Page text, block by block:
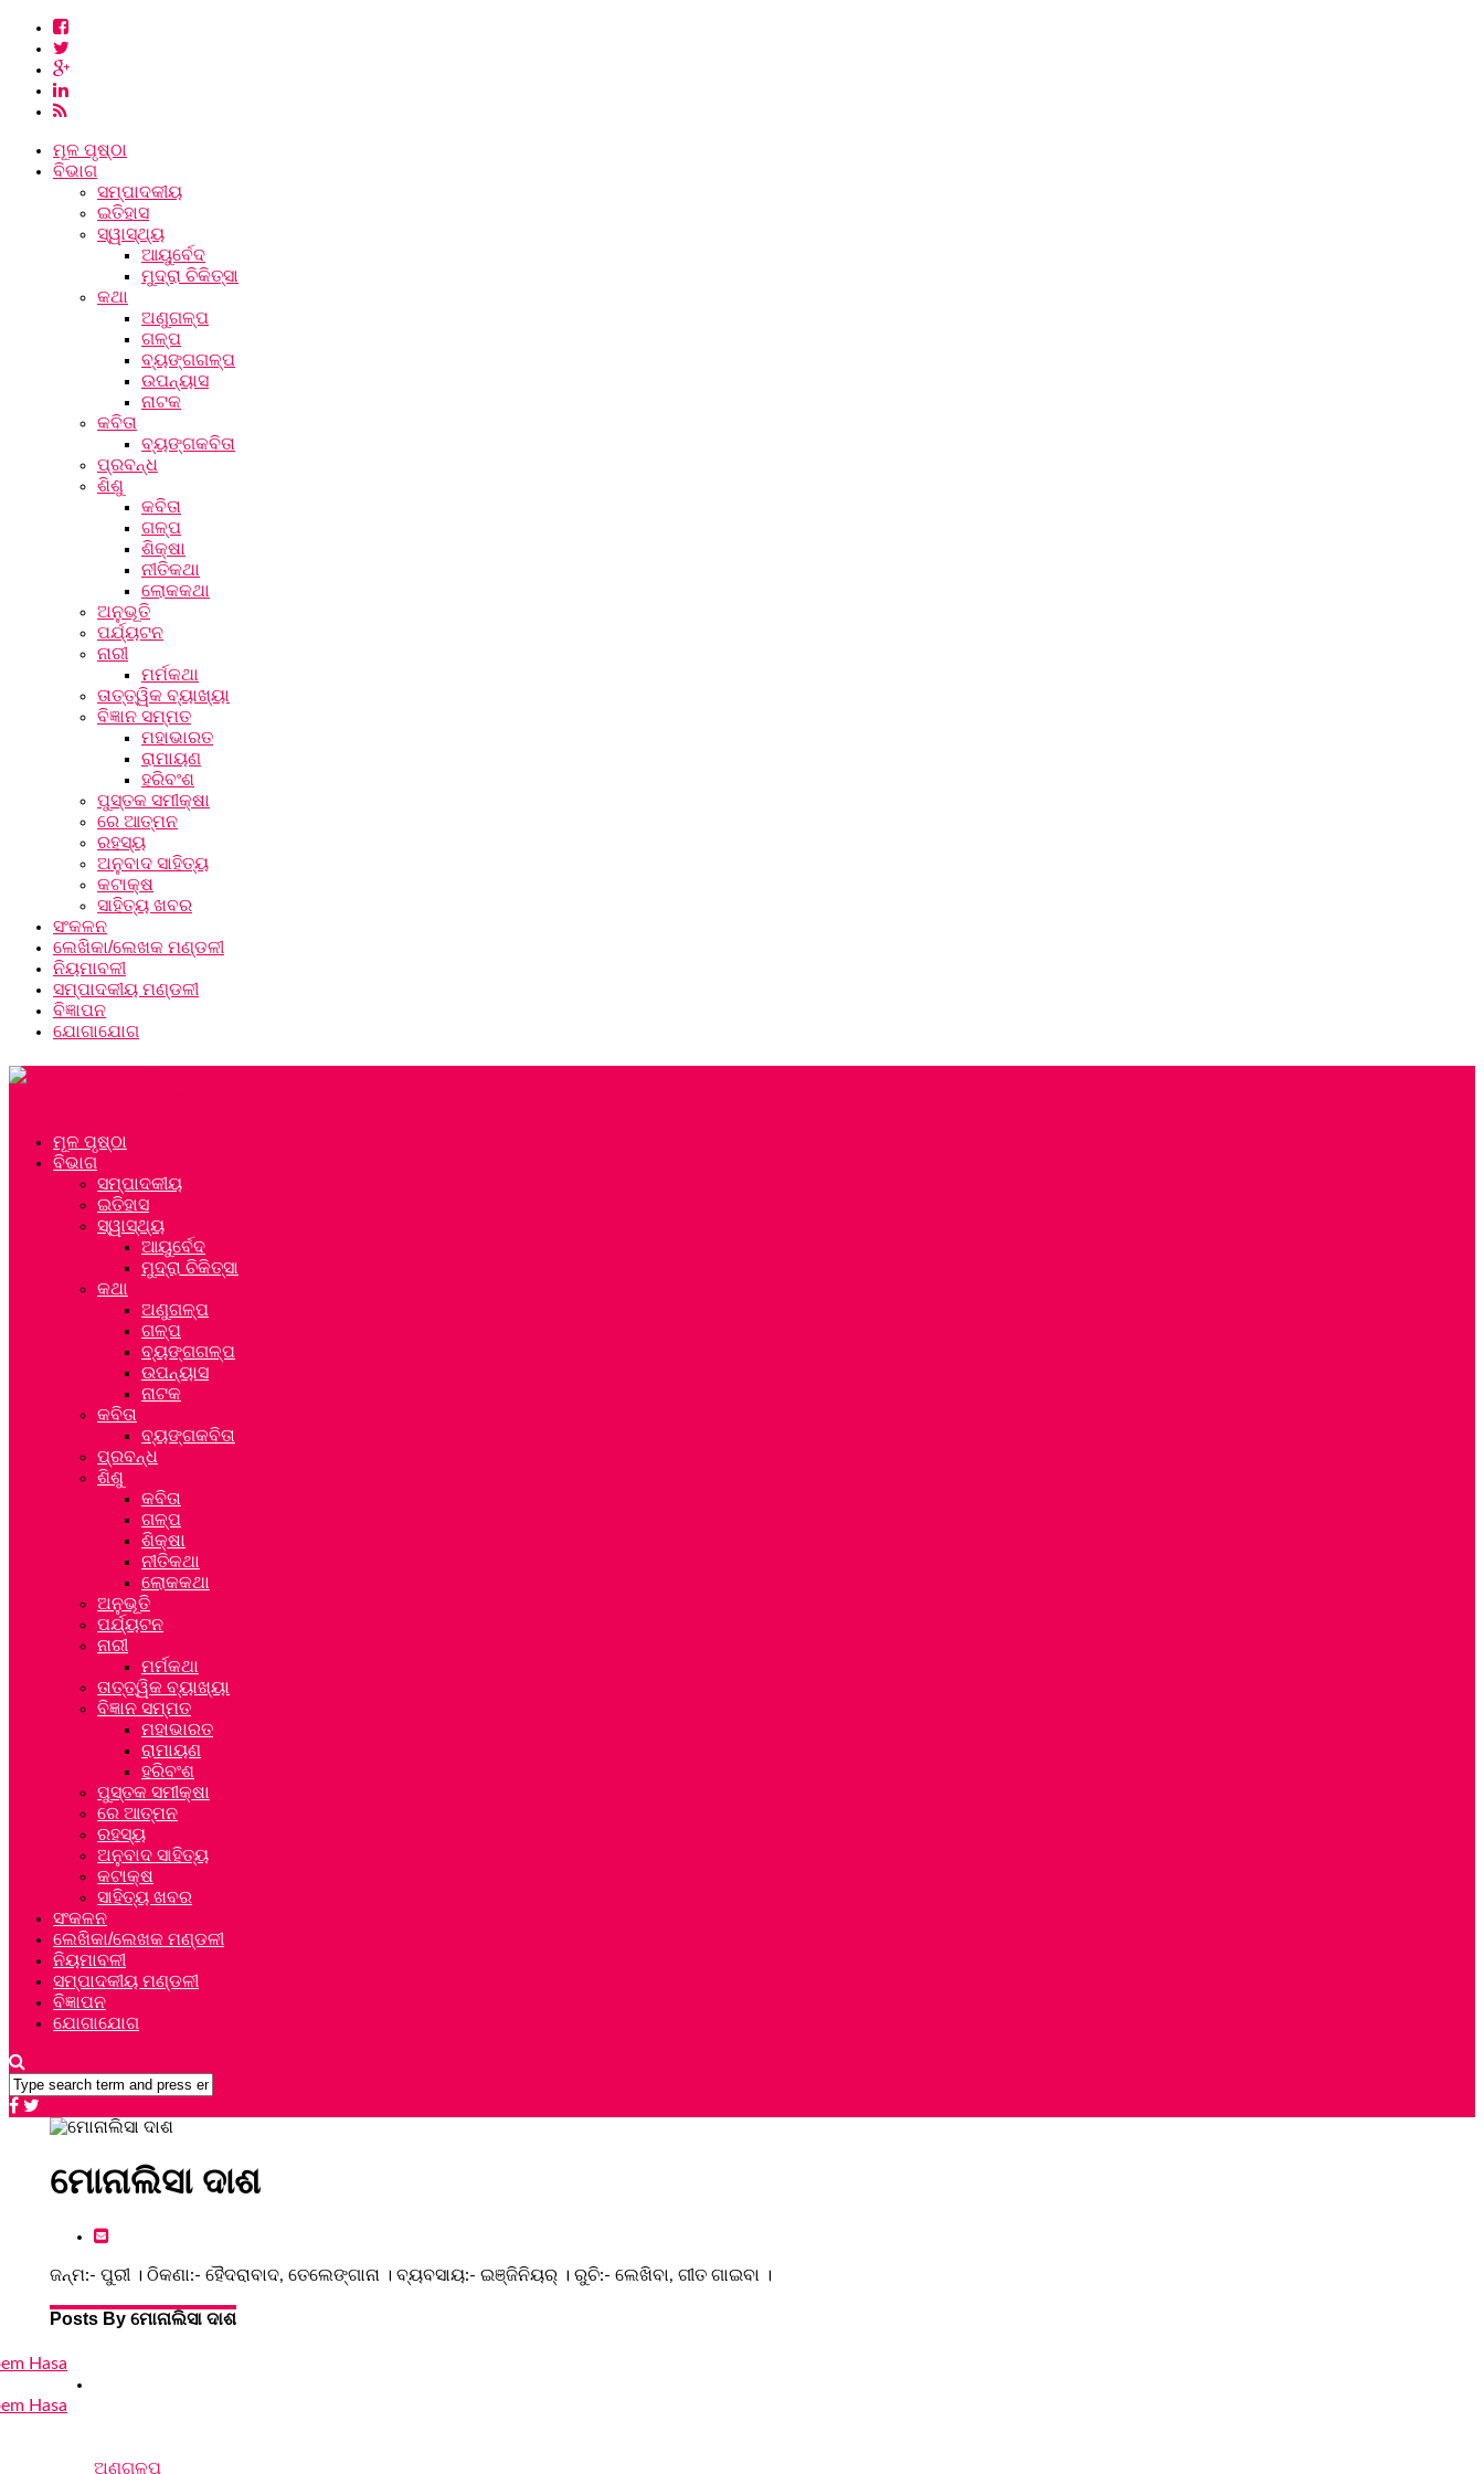
ମୂଳ ପୃଷ୍ଠା
ବିଭାଗ
ସମ୍ପାଦକୀୟ
ଇତିହାସ
ସ୍ୱାସ୍ଥ୍ୟ
ଆୟୁର୍ବେଦ
ମୁଦ୍ରା ଚିକିତ୍ସା
କଥା
ଅଣୁଗଳ୍ପ
ଗଳ୍ପ
ବ୍ୟଙ୍ଗଗଳ୍ପ
ଉପନ୍ୟାସ
ନାଟକ
କବିତା
ବ୍ୟଙ୍ଗକବିତା
ପ୍ରବନ୍ଧ
ଶିଶୁ
କବିତା
ଗଳ୍ପ
ଶିକ୍ଷା
ନୀତିକଥା
ଲୋକକଥା
ଅନୁଭୂତି
ପର୍ଯ୍ୟଟନ
ନାରୀ
ମର୍ମକଥା
ତାତ୍ତ୍ୱିକ ବ୍ୟାଖ୍ୟା
ବିଜ୍ଞାନ ସମ୍ମତ
ମହାଭାରତ
ରାମାୟଣ
ହରିବଂଶ
ପୁସ୍ତକ ସମୀକ୍ଷା
ରେ ଆତ୍ମନ
ରହସ୍ୟ
ଅନୁବାଦ ସାହିତ୍ୟ
କଟାକ୍ଷ
ସାହିତ୍ୟ ଖବର
ସଂକଳନ
ଲେଖିକା/ଲେଖକ ମଣ୍ଡଳୀ
ନିୟମାବଳୀ
ସମ୍ପାଦକୀୟ ମଣ୍ଡଳୀ
ବିଜ୍ଞାପନ
ଯୋଗାଯୋଗ
ମୂଳ ପୃଷ୍ଠା
ବିଭାଗ
ସମ୍ପାଦକୀୟ
ଇତିହାସ
ସ୍ୱାସ୍ଥ୍ୟ
ଆୟୁର୍ବେଦ
ମୁଦ୍ରା ଚିକିତ୍ସା
କଥା
ଅଣୁଗଳ୍ପ
ଗଳ୍ପ
ବ୍ୟଙ୍ଗଗଳ୍ପ
ଉପନ୍ୟାସ
ନାଟକ
କବିତା
ବ୍ୟଙ୍ଗକବିତା
ପ୍ରବନ୍ଧ
ଶିଶୁ
କବିତା
ଗଳ୍ପ
ଶିକ୍ଷା
ନୀତିକଥା
ଲୋକକଥା
ଅନୁଭୂତି
ପର୍ଯ୍ୟଟନ
ନାରୀ
ମର୍ମକଥା
ତାତ୍ତ୍ୱିକ ବ୍ୟାଖ୍ୟା
ବିଜ୍ଞାନ ସମ୍ମତ
ମହାଭାରତ
ରାମାୟଣ
ହରିବଂଶ
ପୁସ୍ତକ ସମୀକ୍ଷା
ରେ ଆତ୍ମନ
ରହସ୍ୟ
ଅନୁବାଦ ସାହିତ୍ୟ
କଟାକ୍ଷ
ସାହିତ୍ୟ ଖବର
ସଂକଳନ
ଲେଖିକା/ଲେଖକ ମଣ୍ଡଳୀ
ନିୟମାବଳୀ
ସମ୍ପାଦକୀୟ ମଣ୍ଡଳୀ
ବିଜ୍ଞାପନ
ଯୋଗାଯୋଗ
ମୋନାଲିସା ଦାଶ
ଜନ୍ମ:- ପୁରୀ । ଠିକଣା:- ହୈଦରାବାଦ, ତେଲେଙ୍ଗାନା । ବ୍ୟବସାୟ:- ଇଞ୍ଜିନିୟର୍ । ରୁଚି:- ଲେଖିବା, ଗୀତ ଗାଇବା ।
Posts By ମୋନାଲିସା ଦାଶ
ଅଣୁଗଳ୍ପ